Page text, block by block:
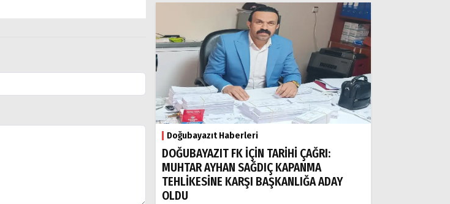
Doğubayazıt Haberleri
DOĞUBAYAZIT FK İÇİN TARİHİ ÇAĞRI:
MUHTAR AYHAN SAĞDIÇ KAPANMA
TEHLİKESİNE KARŞI BAŞKANLIĞA ADAY
OLDU